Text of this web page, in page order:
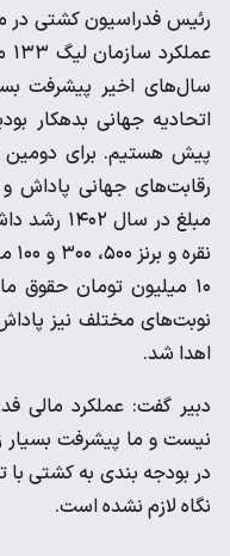
رئیس فدراسیون کشتی در
اتحادیه جهانی بدهکار
پیش هستیم. برای دومین
رقابت‌های جهانی پاداش
مبلغ در
۱۰ میلیون تومان حقوق
نوبت‌های مختلف نیز
اهدا شد.
دبیر گفت: عملکرد مالی
نیست و ما پیشرفت بسیار
در بودجه بندی به کشتی
نگاه لازم نشده است.